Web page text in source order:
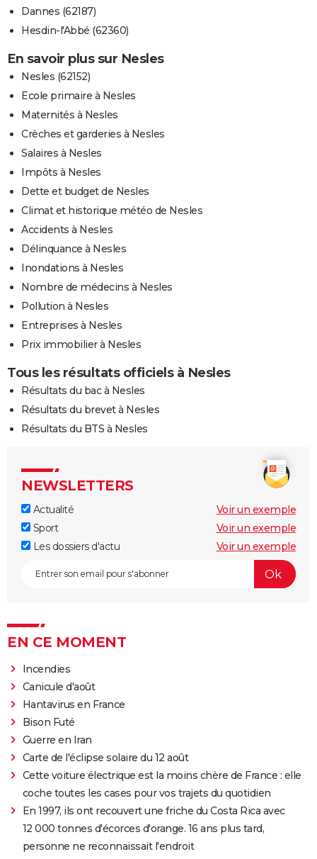
Dannes (62187)
Hesdin-l'Abbé (62360)
En savoir plus sur Nesles
Nesles (62152)
Ecole primaire à Nesles
Maternités à Nesles
Crèches et garderies à Nesles
Salaires à Nesles
Impôts à Nesles
Dette et budget de Nesles
Climat et historique météo de Nesles
Accidents à Nesles
Délinquance à Nesles
Inondations à Nesles
Nombre de médecins à Nesles
Pollution à Nesles
Entreprises à Nesles
Prix immobilier à Nesles
Tous les résultats officiels à Nesles
Résultats du bac à Nesles
Résultats du brevet à Nesles
Résultats du BTS à Nesles
NEWSLETTERS
Actualité
Voir un exemple
Sport
Voir un exemple
Les dossiers d'actu
Voir un exemple
EN CE MOMENT
Incendies
Canicule d'août
Hantavirus en France
Bison Futé
Guerre en Iran
Carte de l'éclipse solaire du 12 août
Cette voiture électrique est la moins chère de France : elle
coche toutes les cases pour vos trajets du quotidien
En 1997, ils ont recouvert une friche du Costa Rica avec
12 000 tonnes d'écorces d'orange. 16 ans plus tard,
personne ne reconnaissait l'endroit